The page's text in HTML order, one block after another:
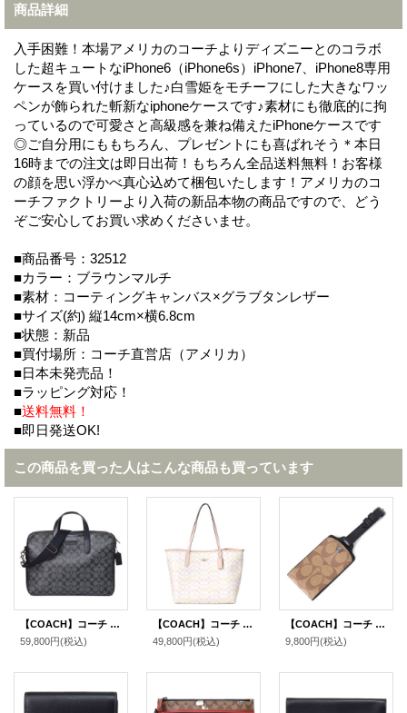
商品詳細
入手困難！本場アメリカのコーチよりディズニーとのコラボ
した超キュートなiPhone6（iPhone6s）iPhone7、iPhone8専用
ケースを買い付けました♪白雪姫をモチーフにした大きなワッ
ペンが飾られた斬新なiphoneケースです♪素材にも徹底的に拘
っているので可愛さと高級感を兼ね備えたiPhoneケースです
◎ご自分用にももちろん、プレゼントにも喜ばれそう＊本日
16時までの注文は即日出荷！もちろん全品送料無料！お客様
の顔を思い浮かべ真心込めて梱包いたします！アメリカのコ
ーチファクトリーより入荷の新品本物の商品ですので、どう
ぞご安心してお買い求めくださいませ。
■商品番号：32512
■カラー：ブラウンマルチ
■素材：コーティングキャンバス×グラブタンレザー
■サイズ(約) 縦14cm×横6.8cm
■状態：新品
■買付場所：コーチ直営店（アメリカ）
■日本未発売品！
■ラッピング対応！
■送料無料！
■即日発送OK!
この商品を買った人はこんな商品も買っています
【COACH】コーチ コーティングキャンバス レザー メンズ シグネチャー スリム 2WAY ビジネス ブリーフ ショルダーバッグ チャコール×ブラック〔日本未発売〕
59,800円(税込)
【COACH】コーチ バッグ トート コーティングキャンバス レザー シグネチャー ロゴ シティ トートバッグ チャーク×ピンク〔日本未発売〕
49,800円(税込)
【COACH】コーチ コーティングキャンバス カーフレザー シグネチャー ラゲージ ネーム タグ キーホルダー カーキ〔日本未発売〕
9,800円(税込)